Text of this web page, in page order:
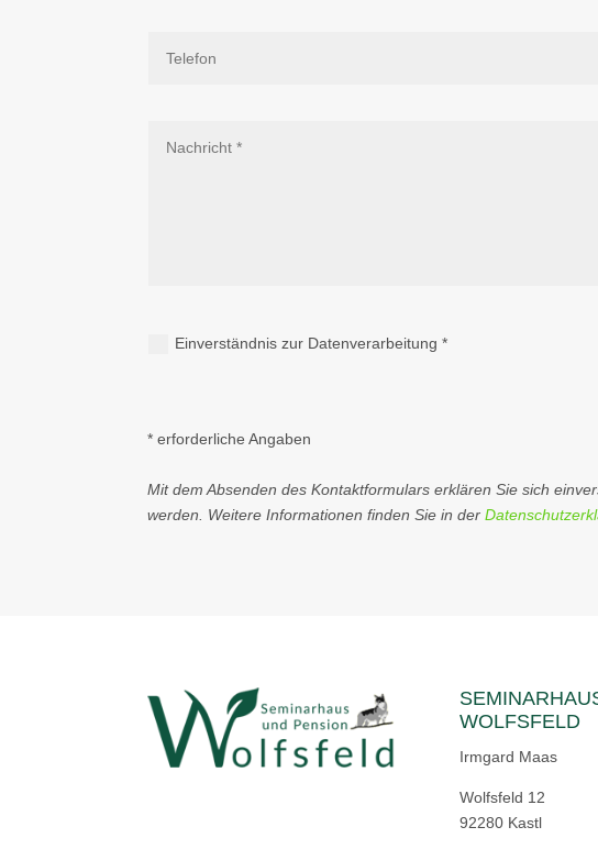
Einverständnis zur Datenverarbeitung *
* erforderliche Angaben
Mit dem Absenden des Kontaktformulars erklären Sie sich
werden. Weitere Informationen finden Sie in der
WOLFSFELD
Irmgard Maas
Wolfsfeld 12
92280 Kastl